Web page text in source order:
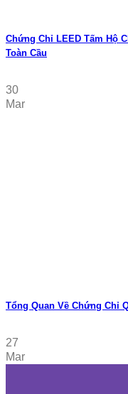
Chứng Chỉ LEED Tấm Hộ
Toàn Cầu
30
Mar
Tổng Quan Về Chứng Chỉ
27
Mar